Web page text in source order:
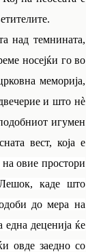
над темнината,
носејќи го во
меморија,
и што нè
игумен
вест, која е
на овие простори
каде што
до мера на
деценија ќе
овде заедно со